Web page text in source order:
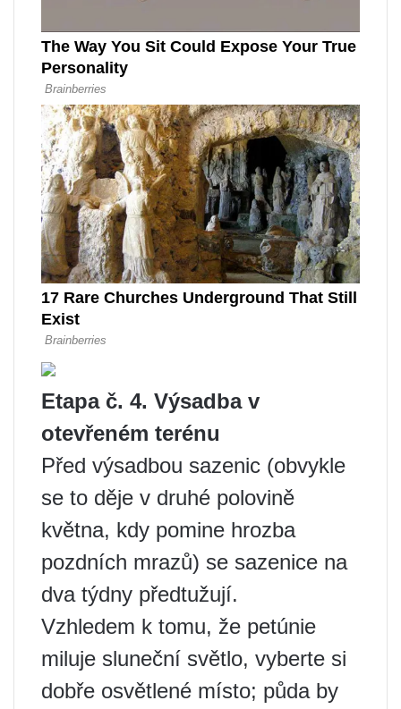
Etapa č. 4. Výsadba v
otevřeném terénu
Před výsadbou sazenic (obvykle
se to děje v druhé polovině
května, kdy pomine hrozba
pozdních mrazů) se sazenice na
dva týdny předtužují.
Vzhledem k tomu, že petúnie
miluje sluneční světlo, vyberte si
dobře osvětlené místo; půda by